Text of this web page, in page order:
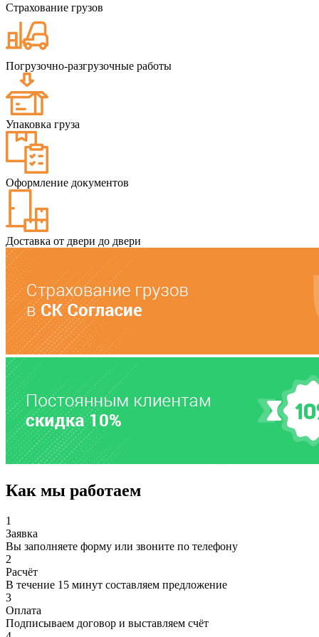
Страхование грузов
Погрузочно-разгрузочные работы
Упаковка груза
Оформление документов
Доставка от двери до двери
Как мы работаем
1
Заявка
Вы заполняете форму или звоните по телефону
2
Расчёт
В течение 15 минут составляем предложение
3
Оплата
Подписываем договор и выставляем счёт